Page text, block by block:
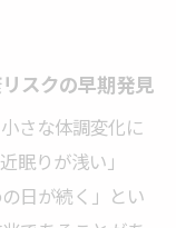
スクの早期発見
さな体調変化に
眠りが浅い」
日が続く」とい